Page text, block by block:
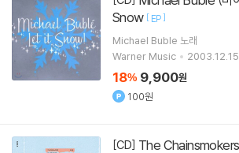
Snow [ EP]
Michael Buble 노래
Warner Music
2003.12.15.
18% 9,900원
100원
[CD]